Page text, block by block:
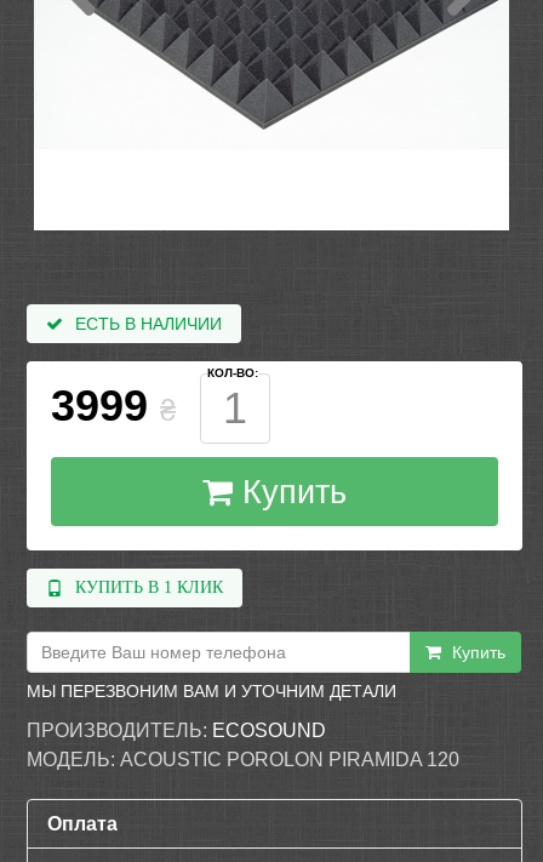
ЕСТЬ В НАЛИЧИИ
3999 ₴
КОЛ-ВО:
Купить
КУПИТЬ В 1 КЛИК
Купить
МЫ ПЕРЕЗВОНИМ ВАМ И УТОЧНИМ ДЕТАЛИ
ПРОИЗВОДИТЕЛЬ: ECOSOUND
МОДЕЛЬ: ACOUSTIC POROLON PIRAMIDA 120
Оплата